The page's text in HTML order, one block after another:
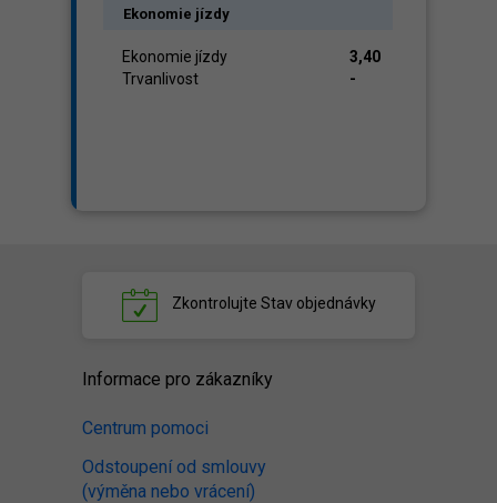
Ekonomie jízdy
Ekonomie jízdy
3,40
Trvanlivost
-
Zkontrolujte Stav objednávky
Informace pro zákazníky
Centrum pomoci
Odstoupení od smlouvy
(výměna nebo vrácení)